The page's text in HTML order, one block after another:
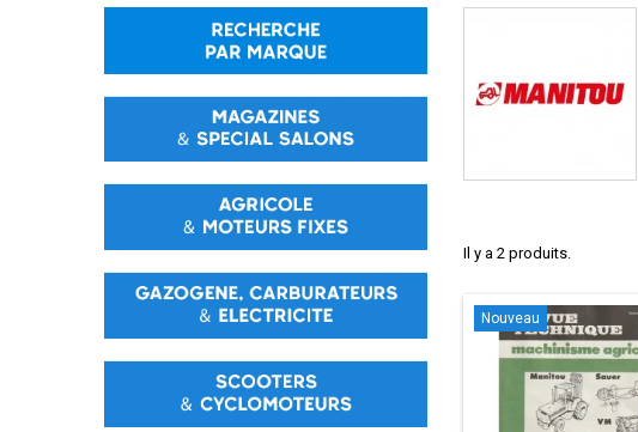
Il y a 2 produits.
Nouveau